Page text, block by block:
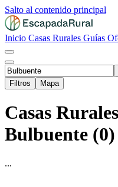
Salto al contenido principal
Inicio Casas Rurales Guías
Filtros
Mapa
Casas
Bulbuente (0)
...